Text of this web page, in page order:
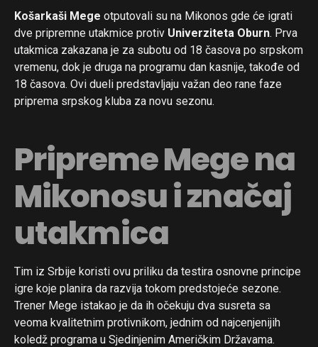
Košarkaši Mege otputovali su na Mikonos gde će igrati
dve pripremne utakmice protiv Univerziteta Oburn. Prva
utakmica zakazana je za subotu od 18 časova po srpskom
vremenu, dok je druga na programu dan kasnije, takođe od
18 časova. Ovi dueli predstavljaju važan deo rane faze
priprema srpskog kluba za novu sezonu.
Pripreme Mege na
Mikonosu i značaj
utakmica
Tim iz Srbije koristi ovu priliku da testira osnovne principe
igre koje planira da razvija tokom predstojeće sezone.
Trener Mege istakao je da ih očekuju dva susreta sa
veoma kvalitetnim protivnikom, jednim od najcenjenijih
koledž programa u Sjedinjenim Američkim Državama.